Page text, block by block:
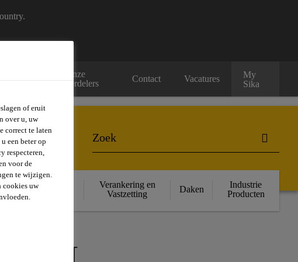
Onze
verdelers
Contact Vacatures
My
Sika
Structurele
Versterking
Verankering en
Vastzetting
Daken
Industrie
Producten
of eruit
over u, uw
correct te laten
een beter op
respecteren,
voor de
te wijzigen.
cookies uw